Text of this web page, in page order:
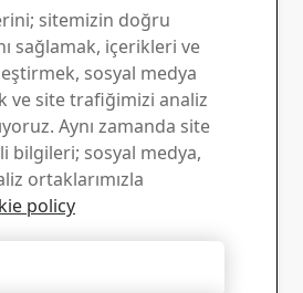
için bizimle
ve diğer materyalleri
sitemizin doğru
sağlamak, içerikleri ve
sosyal medya
ve site trafiğimizi analiz
Aynı zamanda site
bilgileri; sosyal medya,
ortaklarımızla
policy